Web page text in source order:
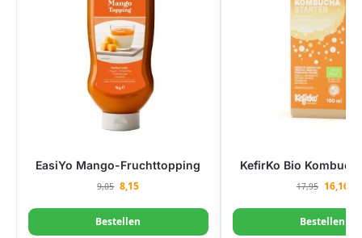
EasiYo Mango-Fruchttopping
9,05 8,15
Bestellen
KefirKo Bio
17,95 16,16
Bestellen